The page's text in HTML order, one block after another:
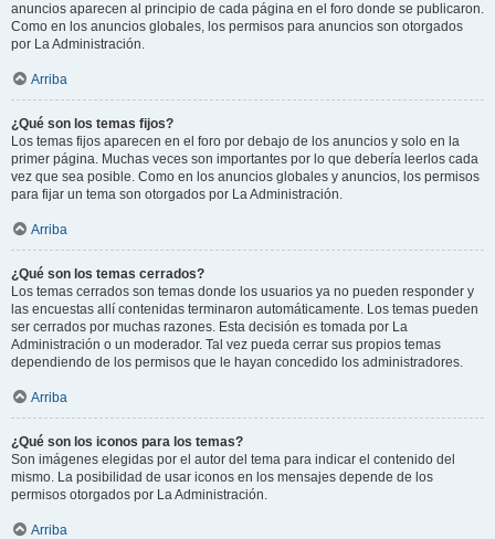
anuncios aparecen al principio de cada página en el foro donde se publicaron.
Como en los anuncios globales, los permisos para anuncios son otorgados
por La Administración.
Arriba
¿Qué son los temas fijos?
Los temas fijos aparecen en el foro por debajo de los anuncios y solo en la
primer página. Muchas veces son importantes por lo que debería leerlos cada
vez que sea posible. Como en los anuncios globales y anuncios, los permisos
para fijar un tema son otorgados por La Administración.
Arriba
¿Qué son los temas cerrados?
Los temas cerrados son temas donde los usuarios ya no pueden responder y
las encuestas allí contenidas terminaron automáticamente. Los temas pueden
ser cerrados por muchas razones. Esta decisión es tomada por La
Administración o un moderador. Tal vez pueda cerrar sus propios temas
dependiendo de los permisos que le hayan concedido los administradores.
Arriba
¿Qué son los iconos para los temas?
Son imágenes elegidas por el autor del tema para indicar el contenido del
mismo. La posibilidad de usar iconos en los mensajes depende de los
permisos otorgados por La Administración.
Arriba